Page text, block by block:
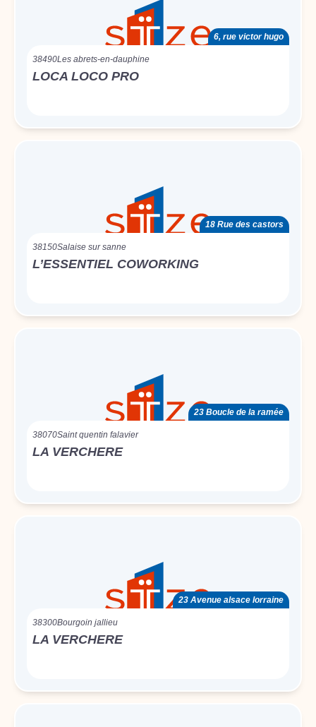
6, rue victor hugo
38490Les abrets-en-dauphine
LOCA LOCO PRO
18 Rue des castors
38150Salaise sur sanne
L’ESSENTIEL COWORKING
23 Boucle de la ramée
38070Saint quentin falavier
LA VERCHERE
23 Avenue alsace lorraine
38300Bourgoin jallieu
LA VERCHERE